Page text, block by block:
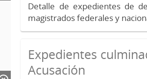
Detalle de expedientes de
magistrados federales y
Expedientes
Acusación